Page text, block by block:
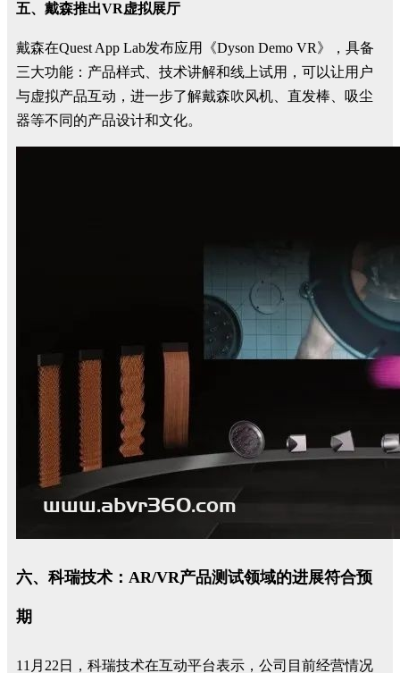
五、戴森推出VR虚拟展厅
戴森在Quest App Lab发布应用《Dyson Demo VR》，具备
三大功能：产品样式、技术讲解和线上试用，可以让用户
与虚拟产品互动，进一步了解戴森吹风机、直发棒、吸尘
器等不同的产品设计和文化。
六、科瑞技术：AR/VR产品测试领域的进展符合预
期
11月22日，科瑞技术在互动平台表示，公司目前经营情况